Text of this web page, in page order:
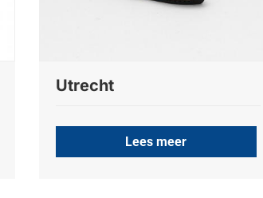
Utrecht
Lees meer